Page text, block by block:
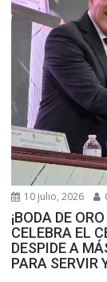
10 julio, 2026
¡BODA DE
CELEBRA EL
DESPIDE A
PARA SERVIR